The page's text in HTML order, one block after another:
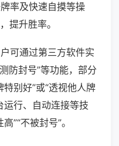
率及快速自摸等操
提升胜率。
可通过第三方软件实
防封号”等功能，部分
别好”或“透视他人牌
运行、自动连接等技
”“不被封号”。